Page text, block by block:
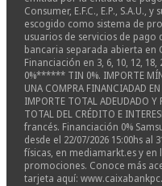
Consumer, E.F.C., E.P.,
escogido como sistema de
usuarios de servicios de pago
bancaria separada abierta en
Financiación en 3, 6, 10, 12,
0%****** TIN 0%. IMPORTE
UNA COMPRA FINANCIADAD
IMPORTE TOTAL ADEUDADO Y
TOTAL DEL CRÉDITO E
francés. Financiación 0%
desde el 22/07/2026 15:00hs al
físicas, en mediamarkt.es y
promociones. Conoce más
tarjeta aquí: